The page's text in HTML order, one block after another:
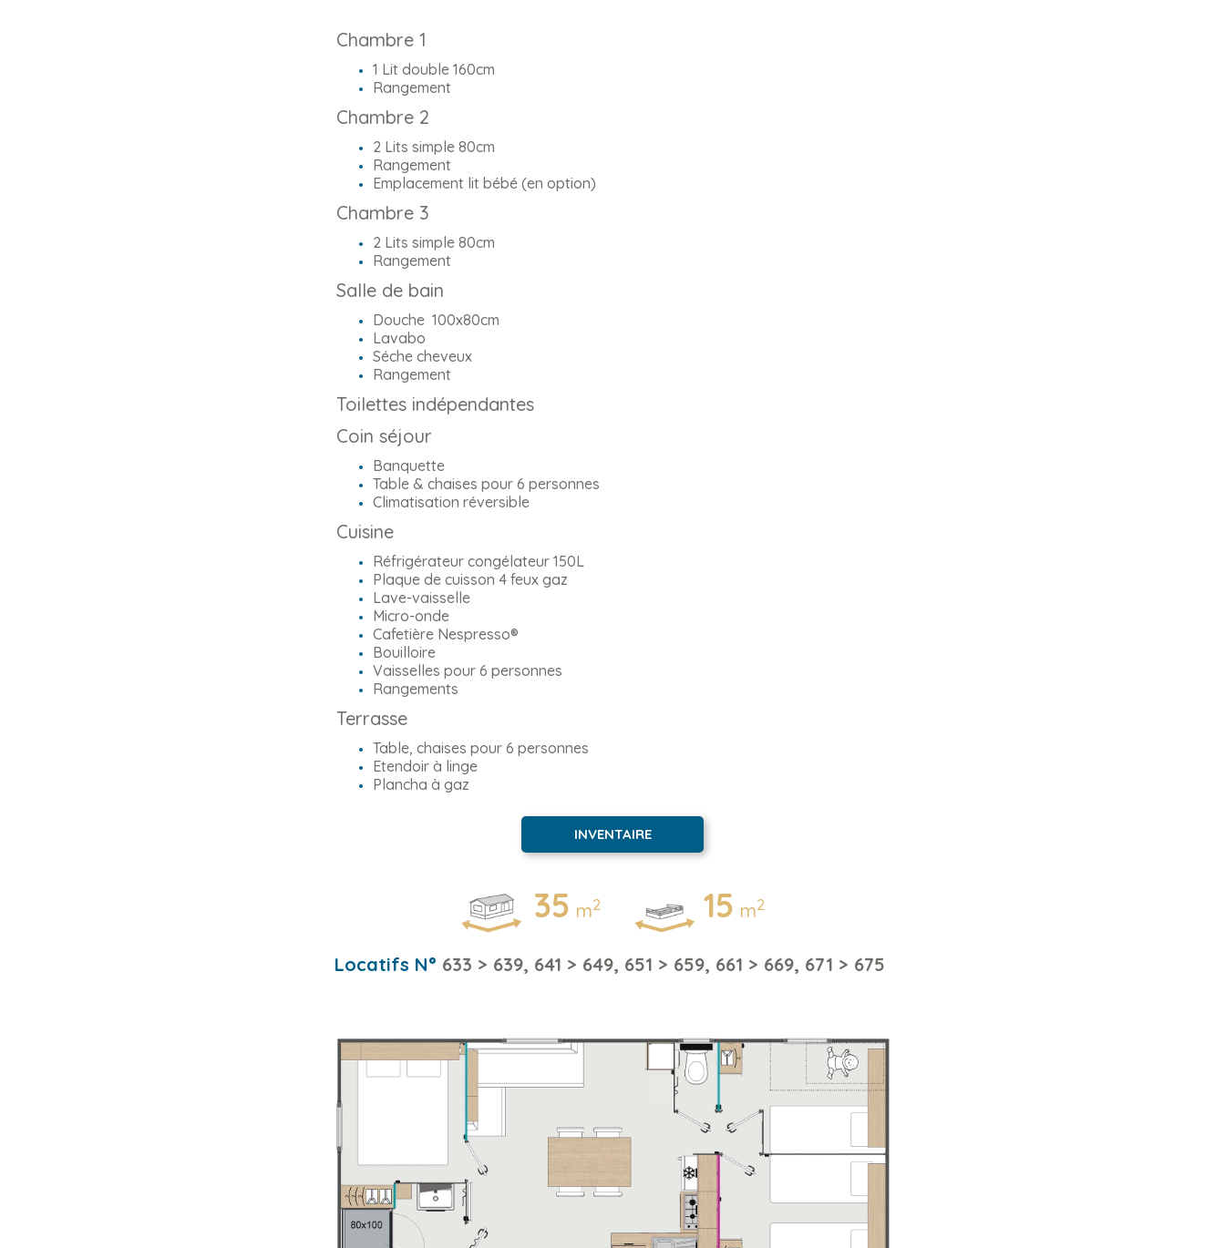
Chambre 1
1 Lit double 160cm
Rangement
Chambre 2
2 Lits simple 80cm
Rangement
Emplacement lit bébé (en option)
Chambre 3
2 Lits simple 80cm
Rangement
Salle de bain
Douche 100x80cm
Lavabo
Séche cheveux
Rangement
Toilettes indépendantes
Coin séjour
Banquette
Table & chaises pour 6 personnes
Climatisation réversible
Cuisine
Réfrigérateur congélateur 150L
Plaque de cuisson 4 feux gaz
Lave-vaisselle
Micro-onde
Cafetière Nespresso®
Bouilloire
Vaisselles pour 6 personnes
Rangements
Terrasse
Table, chaises pour 6 personnes
Etendoir à linge
Plancha à gaz
INVENTAIRE
35 m2 15 m2
Locatifs N° 633 > 639, 641 > 649, 651 > 659, 661 > 669, 671 > 675